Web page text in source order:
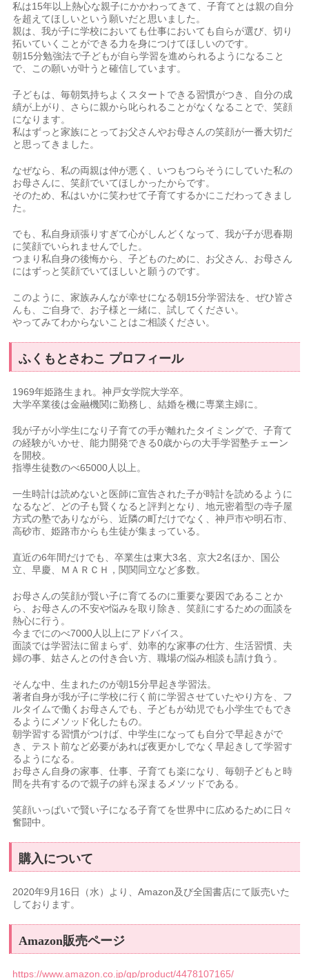
私は15年以上熱心な親子にかかわってきて、子育てとは親の自分
を超えてほしいという願いだと思いました。
親は、我が子に学校においても仕事においても自らが選び、切り
拓いていくことができる力を身につけてほしいのです。
朝15分勉強法で子どもが自ら学習を進められるようになること
で、この願いが叶うと確信しています。
子どもは、毎朝気持ちよくスタートできる習慣がつき、自分の成
績が上がり、さらに親から叱られることがなくなることで、笑顔
になります。
私はずっと家族にとってお父さんやお母さんの笑顔が一番大切だ
と思ってきました。
なぜなら、私の両親は仲が悪く、いつもつらそうにしていた私の
お母さんに、笑顔でいてほしかったからです。
そのため、私はいかに笑わせて子育てするかにこだわってきまし
た。
でも、私自身頑張りすぎて心がしんどくなって、我が子が思春期
に笑顔でいられませんでした。
つまり私自身の後悔から、子どものために、お父さん、お母さん
にはずっと笑顔でいてほしいと願うのです。
このように、家族みんなが幸せになる朝15分学習法を、ぜひ皆さ
んも、ご自身で、お子様と一緒に、試してください。
やってみてわからないことはご相談ください。
ふくもとさわこ プロフィール
1969年姫路生まれ。神戸女学院大学卒。
大学卒業後は金融機関に勤務し、結婚を機に専業主婦に。
我が子が小学生になり子育ての手が離れたタイミングで、子育て
の経験がいかせ、能力開発できる0歳からの大手学習塾チェーン
を開校。
指導生徒数のべ65000人以上。
一生時計は読めないと医師に宣告された子が時計を読めるように
なるなど、どの子も賢くなると評判となり、地元密着型の寺子屋
方式の塾でありながら、近隣の町だけでなく、神戸市や明石市、
高砂市、姫路市からも生徒が集まっている。
直近の6年間だけでも、卒業生は東大3名、京大2名ほか、国公
立、早慶、ＭＡＲＣＨ，関関同立など多数。
お母さんの笑顔が賢い子に育てるのに重要な要因であることか
ら、お母さんの不安や悩みを取り除き、笑顔にするための面談を
熱心に行う。
今までにのべ7000人以上にアドバイス。
面談では学習法に留まらず、効率的な家事の仕方、生活習慣、夫
婦の事、姑さんとの付き合い方、職場の悩み相談も請け負う。
そんな中、生まれたのが朝15分早起き学習法。
著者自身が我が子に学校に行く前に学習させていたやり方を、フ
ルタイムで働くお母さんでも、子どもが幼児でも小学生でもでき
るようにメソッド化したもの。
朝学習する習慣がつけば、中学生になっても自分で早起きがで
き、テスト前など必要があれば夜更かしでなく早起きして学習す
るようになる。
お母さん自身の家事、仕事、子育ても楽になり、毎朝子どもと時
間を共有するので親子の絆も深まるメソッドである。
笑顔いっぱいで賢い子になる子育てを世界中に広めるために日々
奮闘中。
購入について
2020年9月16日（水）より、Amazon及び全国書店にて販売いた
しております。
Amazon販売ページ
https://www.amazon.co.jp/gp/product/4478107165/